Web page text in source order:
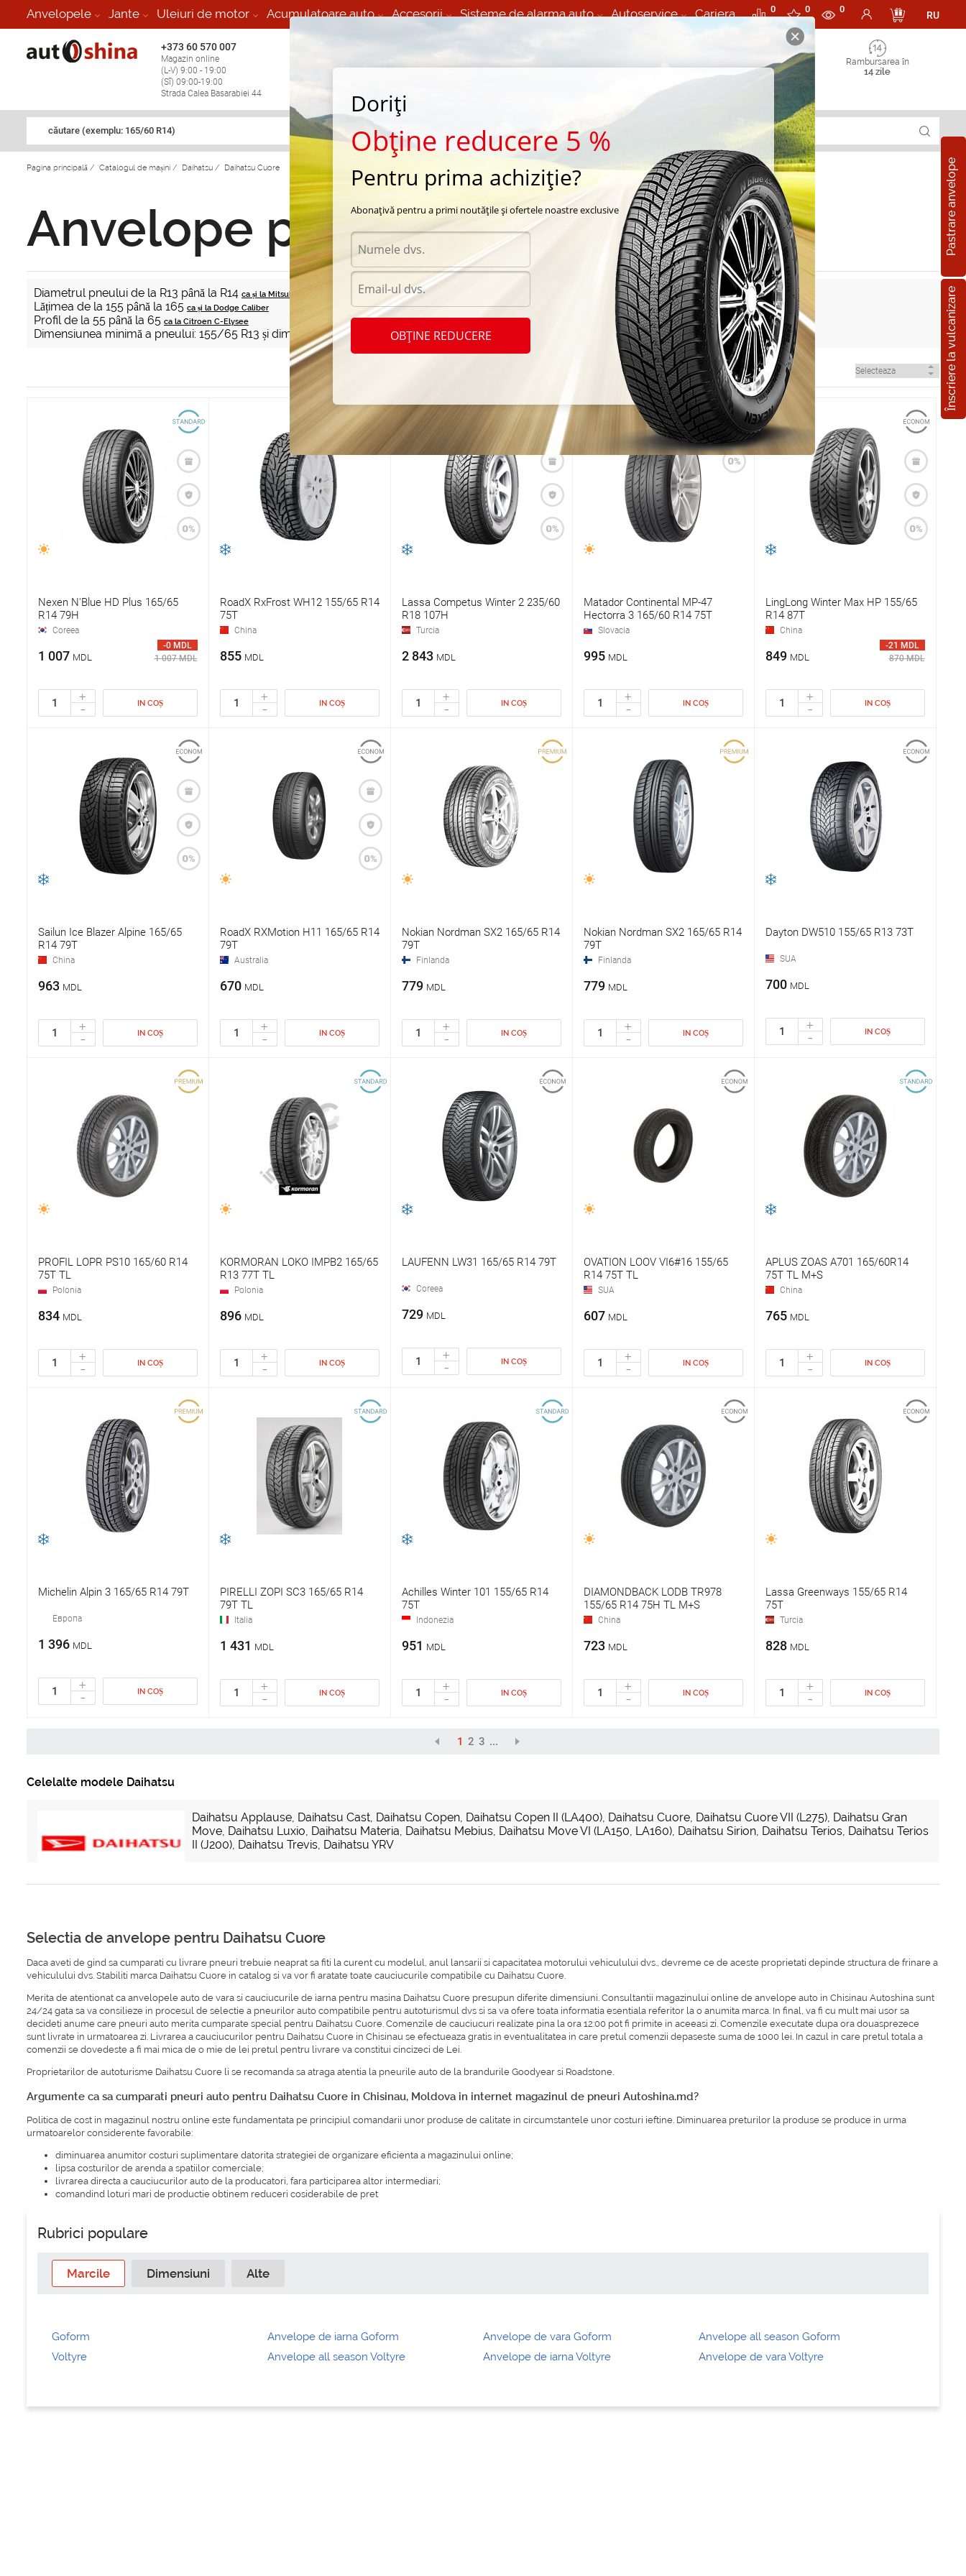
Anvelopele Jante Uleiuri de motor Acumulatoare auto Accesorii Sisteme de alarma auto Autoservice Cariera 0 0 0
RU
+373 60 570 007
Magazin online
(L-V) 9:00 - 19:00
(Sî) 09:00-19:00
Strada Calea Basarabiei 44
stop în toate regiunile
(L-V) 9:00 - 19:00
Rambursarea în
14 zile
căutare (exemplu: 165/60 R14)
Pastrare anvelope
Înscriere la vulcanizare
Pagina principală / Catalogul de mașini / Daihatsu / Daihatsu Cuore
Anvelope pentru Daihatsu Cuore
Diametrul pneului de la R13 până la R14 ca și la Mitsubishi Pajero Sport
Lățimea de la 155 până la 165 ca și la Dodge Caliber
Profil de la 55 până la 65 ca la Citroen C-Elysee
Dimensiunea minimă a pneului: 155/65 R13 și dimensiunea maximă a cauciucului: 165/55 R14
Nexen N'Blue HD Plus 165/65
R14 79H
Coreea
1 007 MDL
-0 MDL
1 007 MDL
+
- IN COȘ
RoadX RxFrost WH12 155/65 R14
75T
China
855 MDL
+
- IN COȘ
Lassa Competus Winter 2 235/60
R18 107H
Turcia
2 843 MDL
+
- IN COȘ
Matador Continental MP-47
Hectorra 3 165/60 R14 75T
Slovacia
995 MDL
+
- IN COȘ
LingLong Winter Max HP 155/65
R14 87T
China
849 MDL
-21 MDL
870 MDL
+
- IN COȘ
Sailun Ice Blazer Alpine 165/65
R14 79T
China
963 MDL
+
- IN COȘ
RoadX RXMotion H11 165/65 R14
79T
Australia
670 MDL
+
- IN COȘ
Nokian Nordman SX2 165/65 R14
79T
Finlanda
779 MDL
+
- IN COȘ
Nokian Nordman SX2 165/65 R14
79T
Finlanda
779 MDL
+
- IN COȘ
Dayton DW510 155/65 R13 73T
SUA
700 MDL
+
- IN COȘ
PROFIL LOPR PS10 165/60 R14
75T TL
Polonia
834 MDL
+
- IN COȘ
KORMORAN LOKO IMPB2 165/65
R13 77T TL
Polonia
896 MDL
+
- IN COȘ
LAUFENN LW31 165/65 R14 79T
Coreea
729 MDL
+
- IN COȘ
OVATION LOOV VI6#16 155/65
R14 75T TL
SUA
607 MDL
+
- IN COȘ
APLUS ZOAS A701 165/60R14
75T TL M+S
China
765 MDL
+
- IN COȘ
Michelin Alpin 3 165/65 R14 79T
Европа
1 396 MDL
+
- IN COȘ
PIRELLI ZOPI SC3 165/65 R14
79T TL
Italia
1 431 MDL
+
- IN COȘ
Achilles Winter 101 155/65 R14
75T
Indonezia
951 MDL
+
- IN COȘ
DIAMONDBACK LODB TR978
155/65 R14 75H TL M+S
China
723 MDL
+
- IN COȘ
Lassa Greenways 155/65 R14
75T
Turcia
828 MDL
+
- IN COȘ
1 2 3 ...
Celelalte modele Daihatsu
Daihatsu Applause, Daihatsu Cast, Daihatsu Copen, Daihatsu Copen II (LA400), Daihatsu Cuore, Daihatsu Cuore VII (L275), Daihatsu Gran
Move, Daihatsu Luxio, Daihatsu Materia, Daihatsu Mebius, Daihatsu Move VI (LA150, LA160), Daihatsu Sirion, Daihatsu Terios, Daihatsu Terios
II (J200), Daihatsu Trevis, Daihatsu YRV
Selectia de anvelope pentru Daihatsu Cuore
Daca aveti de gind sa cumparati cu livrare pneuri trebuie neaprat sa fiti la curent cu modelul, anul lansarii si capacitatea motorului vehiculului dvs., devreme ce de aceste proprietati depinde structura de frinare a
vehiculului dvs. Stabiliti marca Daihatsu Cuore in catalog si va vor fi aratate toate cauciucurile compatibile cu Daihatsu Cuore.
Merita de atentionat ca anvelopele auto de vara si cauciucurile de iarna pentru masina Daihatsu Cuore presupun diferite dimensiuni. Consultantii magazinului online de anvelope auto in Chisinau Autoshina sunt
24/24 gata sa va consilieze in procesul de selectie a pneurilor auto compatibile pentru autoturismul dvs si sa va ofere toata informatia esentiala referitor la o anumita marca. In final, va fi cu mult mai usor sa
decideti anume care pneuri auto merita cumparate special pentru Daihatsu Cuore. Comenzile de cauciucuri realizate pina la ora 12:00 pot fi primite in aceeasi zi. Comenzile executate dupa ora douasprezece
sunt livrate in urmatoarea zi. Livrarea a cauciucurilor pentru Daihatsu Cuore in Chisinau se efectueaza gratis in eventualitatea in care pretul comenzii depaseste suma de 1000 lei. In cazul in care pretul totala a
comenzii se dovedeste a fi mai mica de o mie de lei pretul pentru livrare va constitui cincizeci de Lei.
Proprietarilor de autoturisme Daihatsu Cuore li se recomanda sa atraga atentia la pneurile auto de la brandurile Goodyear si Roadstone.
Argumente ca sa cumparati pneuri auto pentru Daihatsu Cuore in Chisinau, Moldova in internet magazinul de pneuri Autoshina.md?
Politica de cost in magazinul nostru online este fundamentata pe principiul comandarii unor produse de calitate in circumstantele unor costuri ieftine. Diminuarea preturilor la produse se produce in urma
urmatoarelor considerente favorabile:
diminuarea anumitor costuri suplimentare datorita strategiei de organizare eficienta a magazinului online;
lipsa costurilor de arenda a spatiilor comerciale;
livrarea directa a cauciucurilor auto de la producatori, fara participarea altor intermediari;
comandind loturi mari de productie obtinem reduceri cosiderabile de pret
Rubrici populare
Marcile Dimensiuni Alte
Goform Anvelope de iarna Goform Anvelope de vara Goform
Anvelope all season Goform
Voltyre
Anvelope all season Voltyre Anvelope de iarna Voltyre Anvelope de vara Voltyre
Doriți
Obține reducere 5 %
Pentru prima achiziție?
Abonațivă pentru a primi noutățile și ofertele noastre exclusive
OBȚINE REDUCERE